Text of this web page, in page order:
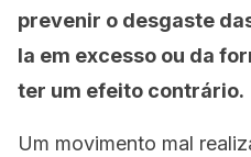
prevenir o desgaste
la em excesso ou da
ter um efeito contrário.
Um movimento mal